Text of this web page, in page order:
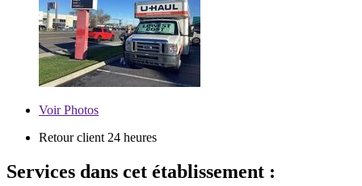
VoirPhotos
Retour client 24 heures
Services dans cet établissement :